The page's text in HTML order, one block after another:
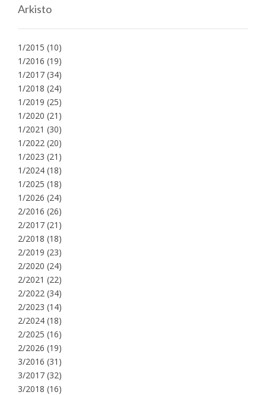
Arkisto
1/2015 (10)
1/2016 (19)
1/2017 (34)
1/2018 (24)
1/2019 (25)
1/2020 (21)
1/2021 (30)
1/2022 (20)
1/2023 (21)
1/2024 (18)
1/2025 (18)
1/2026 (24)
2/2016 (26)
2/2017 (21)
2/2018 (18)
2/2019 (23)
2/2020 (24)
2/2021 (22)
2/2022 (34)
2/2023 (14)
2/2024 (18)
2/2025 (16)
2/2026 (19)
3/2016 (31)
3/2017 (32)
3/2018 (16)